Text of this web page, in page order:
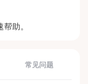
助。
常见问题